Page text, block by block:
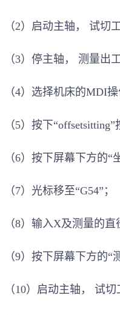
（2）启动主轴 ， 试切
（3）停主轴 ， 测量出
（4）选择机床的MDI
（5）按下“offsetsitting”
（6）按下屏幕下方的“
（7）光标移至“G54” ；
（8）输入X及测量的直
（9）按下屏幕下方的“
（10）启动主轴 ， 试切